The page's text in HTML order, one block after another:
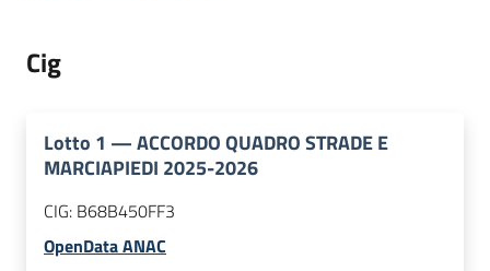
Cig
Lotto 1 —ACCORDO QUADRO STRADE E
MARCIAPIEDI 2025-2026
CIG: B68B450FF3
OpenData ANAC